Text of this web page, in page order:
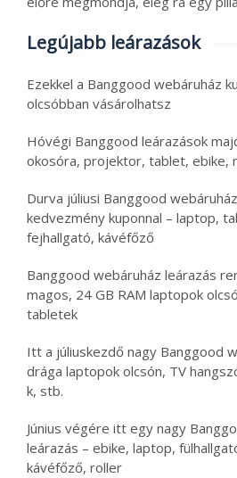
Legújabb leárazások
Ezekkel a Banggood webáruház
olcsóbban vásárolhatsz
Hóvégi Banggood leárazások
okosóra, projektor, tablet, ebike,
Durva júliusi Banggood
kedvezmény kuponnal – laptop,
fejhallgató, kávéfőző
Banggood webáruház leárazás
magos, 24 GB RAM laptopok
tabletek
Itt a júliuskezdő nagy Banggood
drága laptopok olcsón, TV
k, stb.
Június végére itt egy nagy
leárazás – ebike, laptop,
kávéfőző, roller